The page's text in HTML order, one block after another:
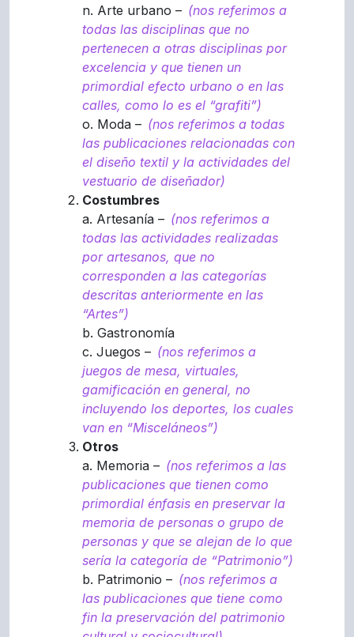
n. Arte urbano – (nos referimos a
todas las disciplinas que no
pertenecen a otras disciplinas por
excelencia y que tienen un
primordial efecto urbano o en las
calles, como lo es el “grafiti”)
o. Moda – (nos referimos a todas
las publicaciones relacionadas con
el diseño textil y la actividades del
vestuario de diseñador)
Costumbres
a. Artesanía – (nos referimos a
todas las actividades realizadas
por artesanos, que no
corresponden a las categorías
descritas anteriormente en las
“Artes”)
b. Gastronomía
c. Juegos – (nos referimos a
juegos de mesa, virtuales,
gamificación en general, no
incluyendo los deportes, los cuales
van en “Misceláneos”)
Otros
a. Memoria – (nos referimos a las
publicaciones que tienen como
primordial énfasis en preservar la
memoria de personas o grupo de
personas y que se alejan de lo que
sería la categoría de “Patrimonio”)
b. Patrimonio – (nos referimos a
las publicaciones que tiene como
fin la preservación del patrimonio